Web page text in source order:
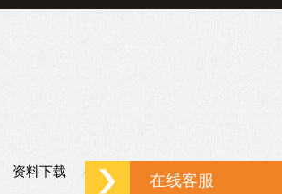
资料下载 联系我们
在线客服